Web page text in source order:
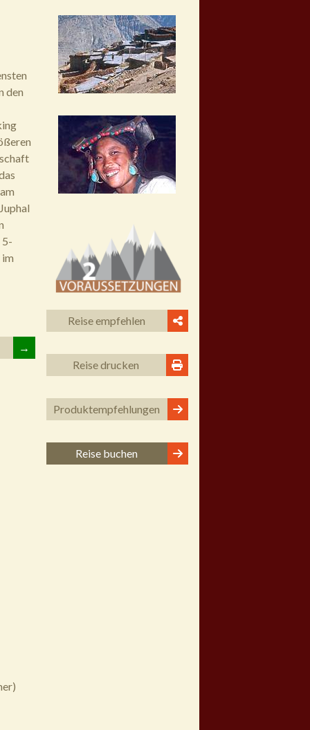
den
5-
im
→
Reise empfehlen
Reise drucken
Produktempfehlungen
Reise buchen